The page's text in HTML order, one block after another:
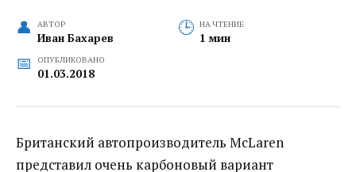
АВТОР
Иван Бахарев
НА ЧТЕНИЕ
1 мин
ОПУБЛИКОВАНО
01.03.2018
Британский автопроизводитель McLaren
представил очень карбоновый вариант